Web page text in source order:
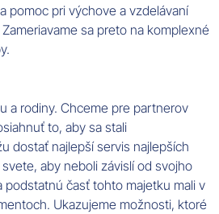
pomoc pri výchove a vzdelávaní
sa preto na komplexné
a rodiny. Chceme pre partnerov
to, aby sa stali
dostať najlepší servis najlepších
aby neboli závislí od svojho
podstatnú časť tohto majetku mali v
Ukazujeme možnosti, ktoré